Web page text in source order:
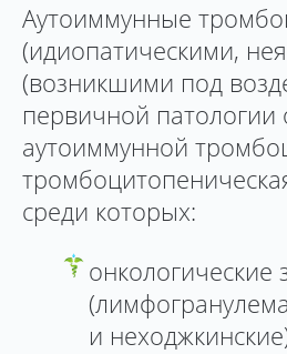
Аутоиммунные
(идиопатическими,
(возникшими под
первичной
аутоиммунной
среди которых:
и